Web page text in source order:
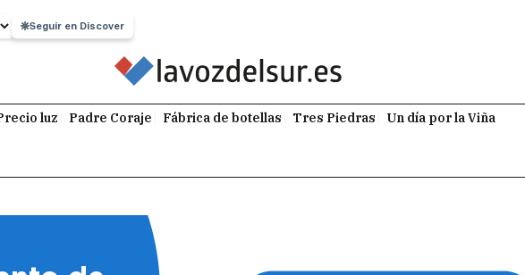
Seguir en Discover
luz Padre Coraje Fábrica de botellas Tres Piedras Un día por la Viña